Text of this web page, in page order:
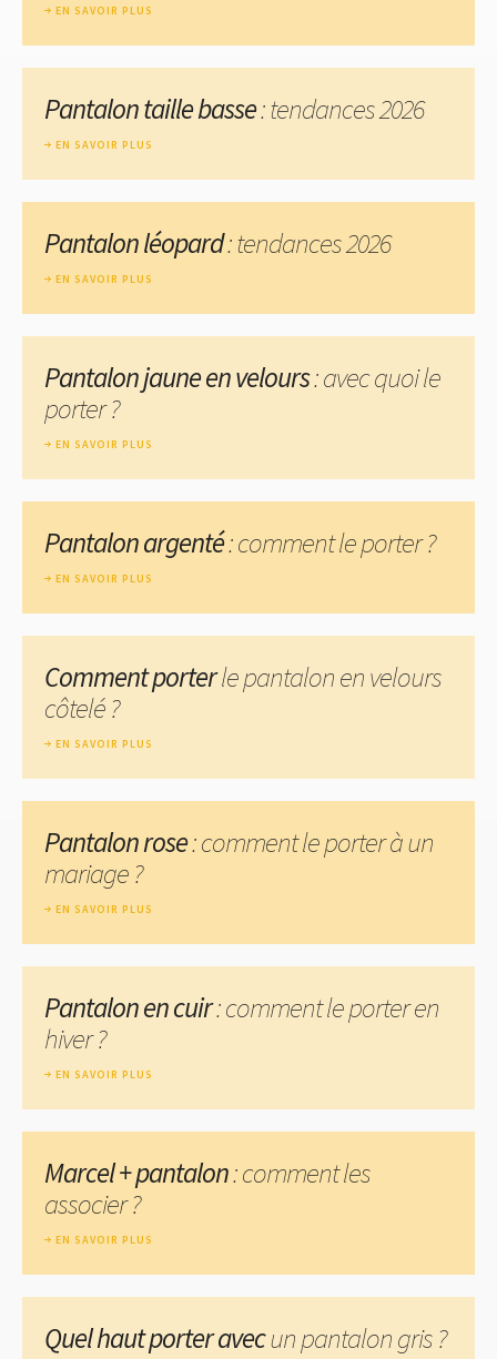
EN SAVOIR PLUS
Pantalon taille basse: tendances 2026
EN SAVOIR PLUS
Pantalon léopard: tendances 2026
EN SAVOIR PLUS
Pantalon jaune en velours: avec quoi le
porter ?
EN SAVOIR PLUS
Pantalon argenté: comment le porter ?
EN SAVOIR PLUS
Comment porterle pantalon en velours
côtelé ?
EN SAVOIR PLUS
Pantalon rose: comment le porter à un
mariage ?
EN SAVOIR PLUS
Pantalon en cuir: comment le porter en
hiver ?
EN SAVOIR PLUS
Marcel + pantalon: comment les
associer ?
EN SAVOIR PLUS
Quel haut porter avecun pantalon gris ?